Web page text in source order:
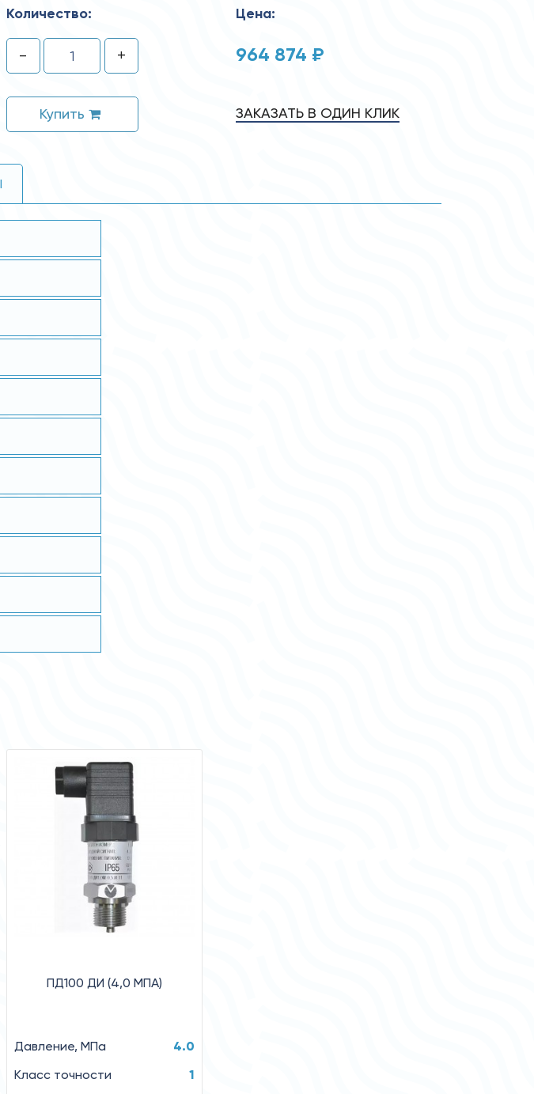
Количество:
- +
Купить
Цена:
964 874 ₽
ЗАКАЗАТЬ В ОДИН КЛИК
ПД100 ДИ (4,0 МПА)
Давление, МПа
4.0
Класс точности
1